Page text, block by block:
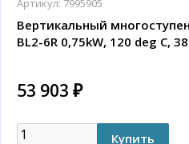
Артикул: 7995905
Вертикальный
BL2-6R 0,75kW, 120 deg C,
53 903 ₽